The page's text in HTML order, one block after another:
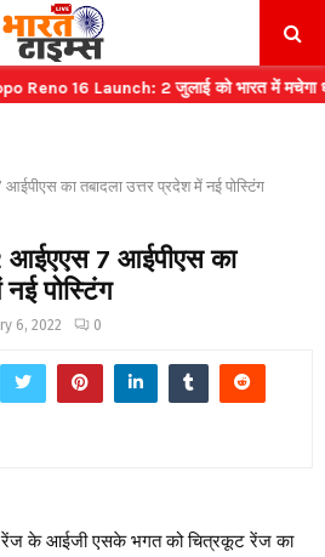
16 Launch: 2 जुलाई को भारत में मचेगा धमाल
का तबादला उत्तर प्रदेश में नई पोस्टिंग
आईएएस 7 आईपीएस का
पोस्टिंग
6, 2022 0
रेंज के आईजी एसके भगत को चित्रकूट रेंज का